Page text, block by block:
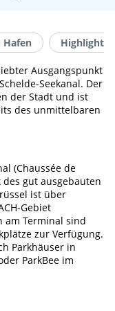
Hafen Highlights
Ausgangspunkt
Seekanal. Der
der Stadt und ist
des unmittelbaren
(Chaussée de
des gut ausgebauten
ist über
Gebiet
am Terminal sind
zur Verfügung.
Parkhäuser in
ParkBee im